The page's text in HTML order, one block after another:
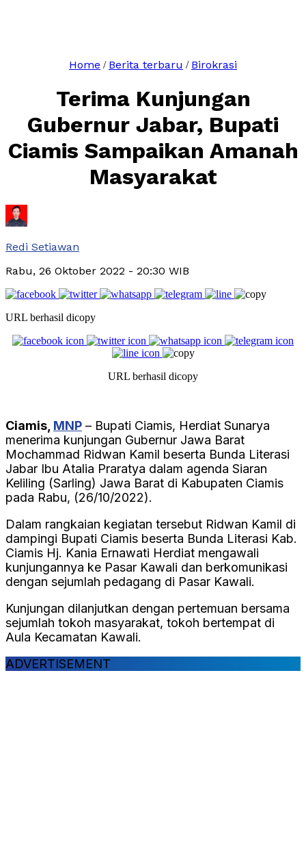
Home / Berita terbaru / Birokrasi
Terima Kunjungan
Gubernur Jabar, Bupati
Ciamis Sampaikan Amanah
Masyarakat
Redi Setiawan
Rabu, 26 Oktober 2022 - 20:30 WIB
URL berhasil dicopy
URL berhasil dicopy
Ciamis, MNP – Bupati Ciamis, Herdiat Sunarya
menerima kunjungan Gubernur Jawa Barat
Mochammad Ridwan Kamil beserta Bunda Literasi
Jabar Ibu Atalia Praratya dalam agenda Siaran
Keliling (Sarling) Jawa Barat di Kabupaten Ciamis
pada Rabu, (26/10/2022).
Dalam rangkaian kegiatan tersebut Ridwan Kamil di
dampingi Bupati Ciamis beserta Bunda Literasi Kab.
Ciamis Hj. Kania Ernawati Herdiat mengawali
kunjungannya ke Pasar Kawali dan berkomunikasi
dengan sejumlah pedagang di Pasar Kawali.
Kunjungan dilanjutkan dengan pertemuan bersama
sejumlah tokoh masyarakat, tokoh bertempat di
Aula Kecamatan Kawali.
ADVERTISEMENT